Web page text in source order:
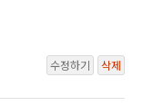
수정하기 삭제